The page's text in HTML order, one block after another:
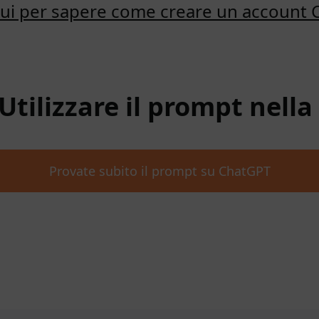
per sapere come creare un account
il prompt nella
Provate subito il prompt su ChatGPT